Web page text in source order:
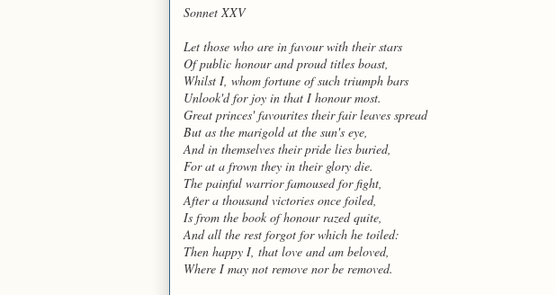
Sonnet XXV
Let those who are in favour with their stars
Of public honour and proud titles boast,
Whilst I, whom fortune of such triumph bars
Unlook'd for joy in that I honour most.
Great princes' favourites their fair leaves spread
But as the marigold at the sun's eye,
And in themselves their pride lies buried,
For at a frown they in their glory die.
The painful warrior famoused for fight,
After a thousand victories once foiled,
Is from the book of honour razed quite,
And all the rest forgot for which he toiled:
Then happy I, that love and am beloved,
Where I may not remove nor be removed.